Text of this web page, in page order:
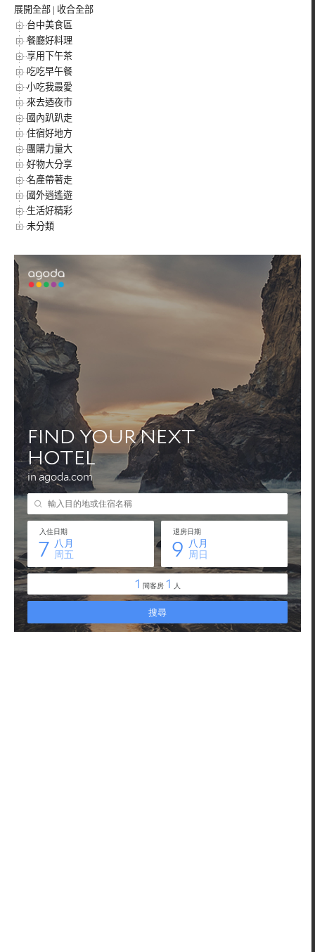
展開全部 | 收合全部
台中美食區
餐廳好料理
享用下午茶
吃吃早午餐
小吃我最愛
來去迺夜市
國內趴趴走
住宿好地方
團購力量大
好物大分享
名產帶著走
國外逍遙遊
生活好精彩
未分類